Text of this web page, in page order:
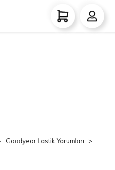
Goodyear Lastik Yorumları